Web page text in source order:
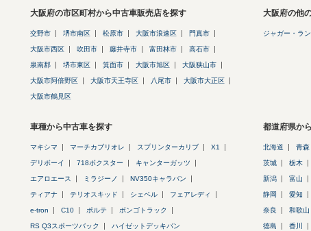
大阪府の市区町村から中古車販売店を探す
交野市 堺市南区 松原市 大阪市浪速区 門真市
大阪市西区 吹田市 藤井寺市 富田林市 高石市
泉南郡 堺市東区 箕面市 大阪市旭区 大阪狭山市
大阪市阿倍野区 大阪市天王寺区 八尾市 大阪市大正区
大阪市鶴見区
大阪府の他
ジャガー・ラ
車種から中古車を探す
マキシマ マーチカブリオレ スプリンターカリブ X1
デリボーイ 718ボクスター キャンターガッツ
エアロエース ミラジーノ NV350キャラバン
ティアナ テリオスキッド シェベル フェアレディ
e-tron C10 ポルテ ボンゴトラック
RS Q3スポーツバック ハイゼットデッキバン
都道府県か
北海道 青森
茨城 栃木
新潟 富山
静岡 愛知
奈良 和歌山
徳島 香川